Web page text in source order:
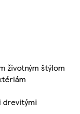
životným štýlom
drevitými